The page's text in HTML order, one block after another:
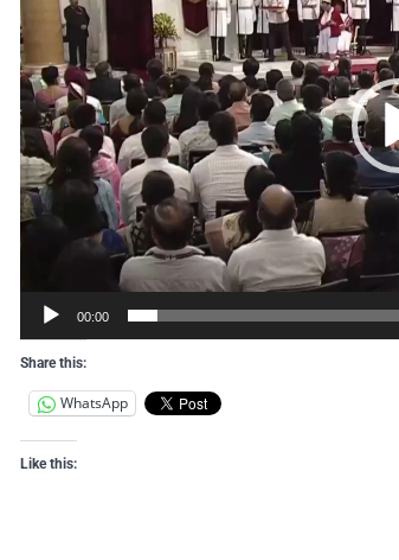
00:00
Share this:
WhatsApp
Like this: